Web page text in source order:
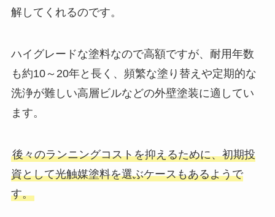
解してくれるのです。
ハイグレードな塗料なので高額ですが、耐用年数
も約10～20年と長く、頻繁な塗り替えや定期的な
洗浄が難しい高層ビルなどの外壁塗装に適してい
ます。
後々のランニングコストを抑えるために、初期投
資として光触媒塗料を選ぶケースもあるようで
す。